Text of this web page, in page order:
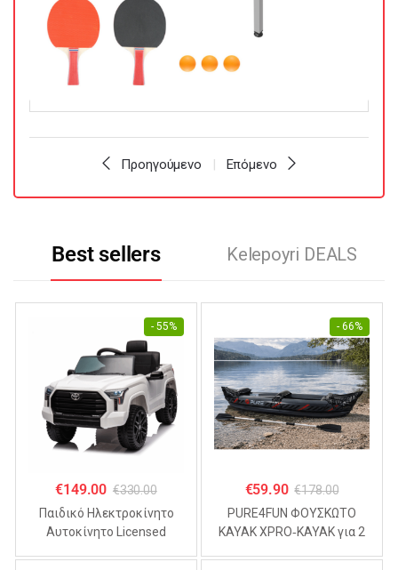
Προηγούμενο Επόμενο
Best sellers Kelepoyri DEALS
- 55%
€149.00 €330.00
Παιδικό Ηλεκτροκίνητο
Αυτοκίνητο Licensed
- 66%
€59.90 €178.00
PURE4FUN ΦΟΥΣΚΩΤΟ
KAYAK XPRO‑KAYAK για 2